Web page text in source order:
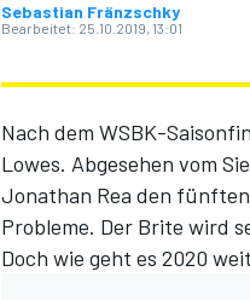
MOTOGP
Sebastian Fränzschky
Bearbeitet: 25.10.2019, 13:01
Nach dem WSBK-
Lowes. Abgesehen vom
Jonathan Rea den
Probleme. Der Brite wird
Doch wie geht es 2020